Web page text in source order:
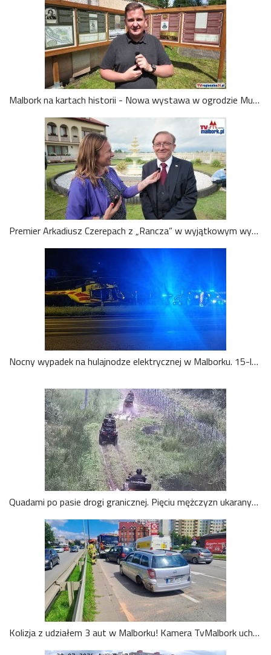
Malbork na kartach historii - Nowa wystawa w ogrodzie Muzeum Miasta Malborka. Dyrektor Tomasz Agejczych zaprasza. Zobacz wideo
Premier Arkadiusz Czerepach z „Rancza” w wyjątkowym wywiadzie dla TVMalbork! Powrót do Wilkowyj coraz bliżej
Nocny wypadek na hulajnodze elektrycznej w Malborku. 15-latek zabrany do szpitala śmigłowcem LPR. Wideo
Quadami po pasie drogi granicznej. Pięciu mężczyzn ukaranych mandatami. Wideo
Kolizja z udziałem 3 aut w Malborku! Kamera TvMalbork uchwyciła moment zderzenia na Alei Rodła [WIDEO]